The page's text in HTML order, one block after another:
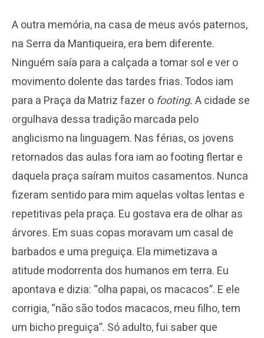
A outra memória, na casa de meus avós paternos,
na Serra da Mantiqueira, era bem diferente.
Ninguém saía para a calçada a tomar sol e ver o
movimento dolente das tardes frias. Todos iam
para a Praça da Matriz fazer o footing.A cidade se
orgulhava dessa tradição marcada pelo
anglicismo na linguagem. Nas férias, os jovens
retornados das aulas fora iam ao footing flertar e
daquela praça saíram muitos casamentos. Nunca
fizeram sentido para mim aquelas voltas lentas e
repetitivas pela praça. Eu gostava era de olhar as
árvores. Em suas copas moravam um casal de
barbados e uma preguiça. Ela mimetizava a
atitude modorrenta dos humanos em terra. Eu
apontava e dizia: “olha papai, os macacos”. E ele
corrigia, “não são todos macacos, meu filho, tem
um bicho preguiça”. Só adulto, fui saber que